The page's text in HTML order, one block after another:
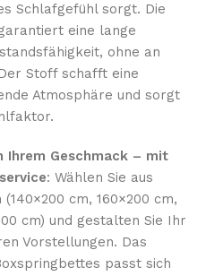
Schlafgefühl sorgt. Die
eine lange
ohne an
Stoff schafft eine
Atmosphäre und sorgt
Geschmack – mit
: Wählen Sie aus
cm, 160×200 cm,
cm) und gestalten Sie Ihr
Vorstellungen. Das
passt sich